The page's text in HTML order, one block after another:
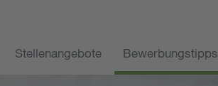
Stellenangebote Bewerbungstipps